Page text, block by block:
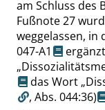
am Schluss des
Fußnote 27
weggelassen, in
047-A1
„
das Wort „
, Abs. 044:36)